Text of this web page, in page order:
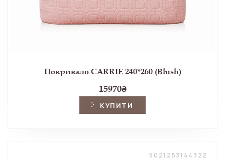
Покривало CARRIE 240*260 (Blush)
15970₴
КУПИТИ
5021253144322